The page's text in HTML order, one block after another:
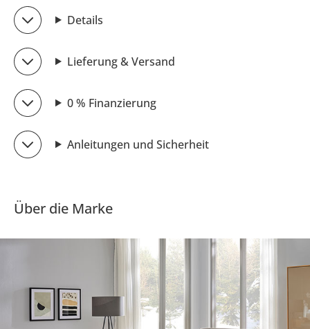
Details
Lieferung & Versand
0 % Finanzierung
Anleitungen und Sicherheit
Über die Marke